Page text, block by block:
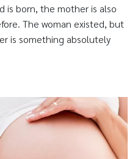
is born, the mother is also
The woman existed, but
is something absolutely